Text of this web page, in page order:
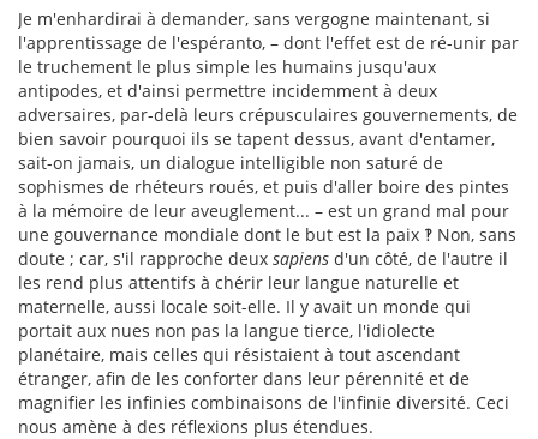
Je m'enhardirai à demander, sans vergogne maintenant, si
l'apprentissage de l'espéranto, – dont l'effet est de ré-unir par
le truchement le plus simple les humains jusqu'aux
antipodes, et d'ainsi permettre incidemment à deux
adversaires, par-delà leurs crépusculaires gouvernements, de
bien savoir pourquoi ils se tapent dessus, avant d'entamer,
sait-on jamais, un dialogue intelligible non saturé de
sophismes de rhéteurs roués, et puis d'aller boire des pintes
à la mémoire de leur aveuglement... – est un grand mal pour
une gouvernance mondiale dont le but est la paix ‽ Non, sans
doute ; car, s'il rapproche deux sapiens d'un côté, de l'autre il
les rend plus attentifs à chérir leur langue naturelle et
maternelle, aussi locale soit-elle. Il y avait un monde qui
portait aux nues non pas la langue tierce, l'idiolecte
planétaire, mais celles qui résistaient à tout ascendant
étranger, afin de les conforter dans leur pérennité et de
magnifier les infinies combinaisons de l'infinie diversité. Ceci
nous amène à des réflexions plus étendues.